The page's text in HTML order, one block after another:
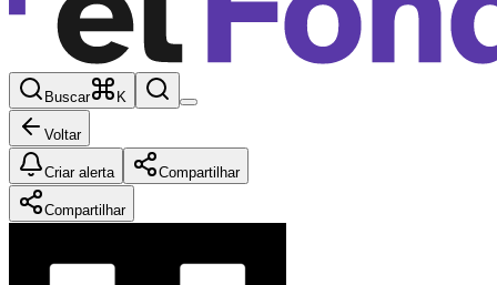
Buscar K
Voltar
Criar alerta Compartilhar
Compartilhar